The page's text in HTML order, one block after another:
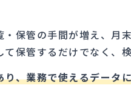
保管の手間が増え、月
保管するだけでなく、
り、業務で使えるデータ